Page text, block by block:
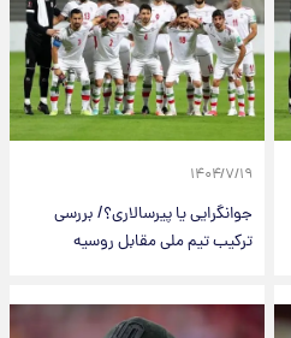
۱۴۰۴/۷/۱۹
جوانگرایی یا پیرسالاری؟/ بررسی
ترکیب تیم ملی مقابل روسیه